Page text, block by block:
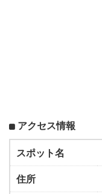
アクセス情報
スポット名
住所